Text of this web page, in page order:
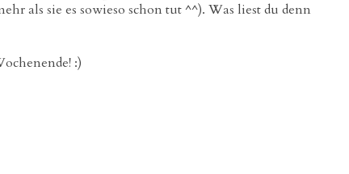
als sie es sowieso schon tut ^^). Was liest du denn
:)